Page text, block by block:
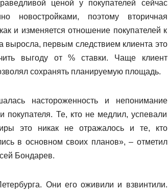
ценой у покупателей сейчас
новостройками, поэтому вторичная
и изменяется отношение покупателей к
выросла, первым следствием клиента это
выгоду от % ставки. Чаще клиент
сохранять планируемую площадь.
настороженность и непонимание
покупателя. Те, кто не медлил, успевали
это никак не отражалось и те, кто
в основном своих планов», – отметил
Бондарев.
Они его оживили и взвинтили.